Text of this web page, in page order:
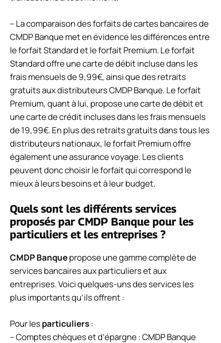
– La comparaison des forfaits de cartes bancaires de
CMDP Banque met en évidence les différences entre
le forfait Standard et le forfait Premium. Le forfait
Standard offre une carte de débit incluse dans les
frais mensuels de 9,99€, ainsi que des retraits
gratuits aux distributeurs CMDP Banque. Le forfait
Premium, quant à lui, propose une carte de débit et
une carte de crédit incluses dans les frais mensuels
de 19,99€. En plus des retraits gratuits dans tous les
distributeurs nationaux, le forfait Premium offre
également une assurance voyage. Les clients
peuvent donc choisir le forfait qui correspond le
mieux à leurs besoins et à leur budget.
Quels sont les différents services
proposés par CMDP Banque pour les
particuliers et les entreprises ?
CMDP Banquepropose une gamme complète de
services bancaires aux particuliers et aux
entreprises. Voici quelques-uns des services les
plus importants qu’ils offrent :
Pour lesparticuliers:
– Comptes chèques et d’épargne : CMDP Banque